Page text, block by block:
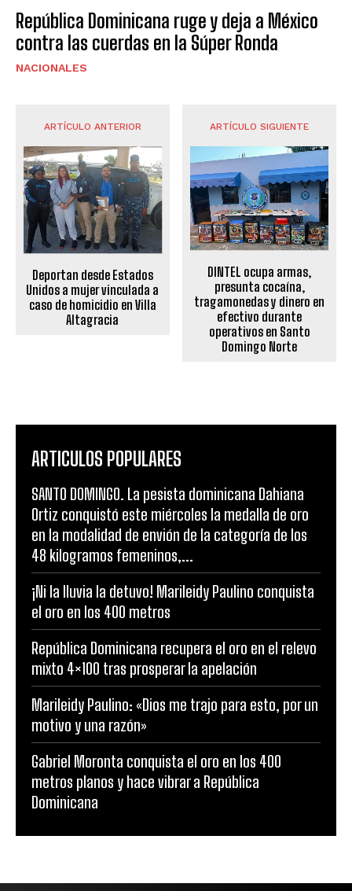
República Dominicana ruge y deja a México
contra las cuerdas en la Súper Ronda
NACIONALES
ARTÍCULO ANTERIOR
Deportan desde Estados
Unidos a mujer vinculada a
caso de homicidio en Villa
Altagracia
ARTÍCULO SIGUIENTE
DINTEL ocupa armas,
presunta cocaína,
tragamonedas y dinero en
efectivo durante
operativos en Santo
Domingo Norte
ARTICULOS POPULARES
SANTO DOMINGO. La pesista dominicana Dahiana
Ortiz conquistó este miércoles la medalla de oro
en la modalidad de envión de la categoría de los
48 kilogramos femeninos,...
¡Ni la lluvia la detuvo! Marileidy Paulino conquista
el oro en los 400 metros
República Dominicana recupera el oro en el relevo
mixto 4×100 tras prosperar la apelación
Marileidy Paulino: «Dios me trajo para esto, por un
motivo y una razón»
Gabriel Moronta conquista el oro en los 400
metros planos y hace vibrar a República
Dominicana